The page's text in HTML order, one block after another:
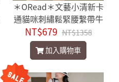
＊ORead＊文藝小清新卡
通貓咪刺繡鬆緊腰繫帶牛
仔短褲(藍色M~XL)
NT$679 NT$1358
加入購物車